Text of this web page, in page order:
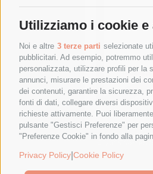
Utilizziamo i cookie
Noi e altre 3 terze parti selezionate
pubblicitari. Ad esempio, potremmo
personalizzata, utilizzare profili per la
annunci, misurare le prestazioni dei
dei contenuti, garantire la sicurezza,
fonti di dati, collegare diversi
richieste attivamente. Puoi
pulsante "Gestisci Preferenze" per
"Preferenze Cookie" in fondo alla
Privacy Policy Cookie Policy
© 2015
Privacy policy